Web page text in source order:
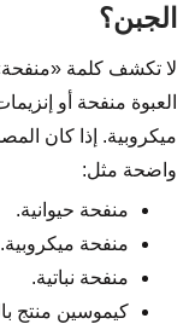
الجبن؟
لا تكشف كلمة
العبوة منفحة أو
ميكروبية. إذا كان
واضحة مثل:
منفحة حيوانية.
منفحة ميكروبية.
منفحة نباتية.
كيموسين منتج